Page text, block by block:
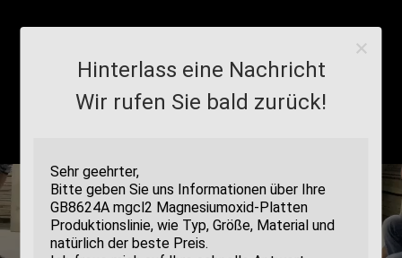
Hinterlass eine Nachricht
Wir rufen Sie bald zurück!